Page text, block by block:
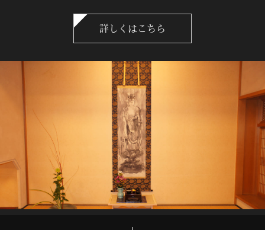
詳しくはこちら